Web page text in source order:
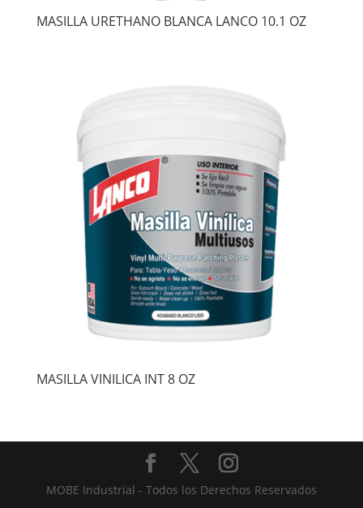
MASILLA URETHANO BLANCA LANCO 10.1 OZ
MASILLA VINILICA INT 8 OZ
MOBE Industrial - Todos los Derechos Reservados